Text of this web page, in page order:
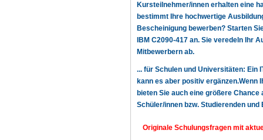
Kursteilnehmer/innen erhalten eine
bestimmt Ihre hochwertige
Bescheinigung bewerben? Starten
IBM C2090-417 an. Sie veredeln Ihr
Mitbewerbern ab.
... für Schulen und Universitäten: Ein
kann es aber positiv
bieten Sie auch eine größere
Schüler/innen bzw. Studierenden
Originale Schulungsfragen mit